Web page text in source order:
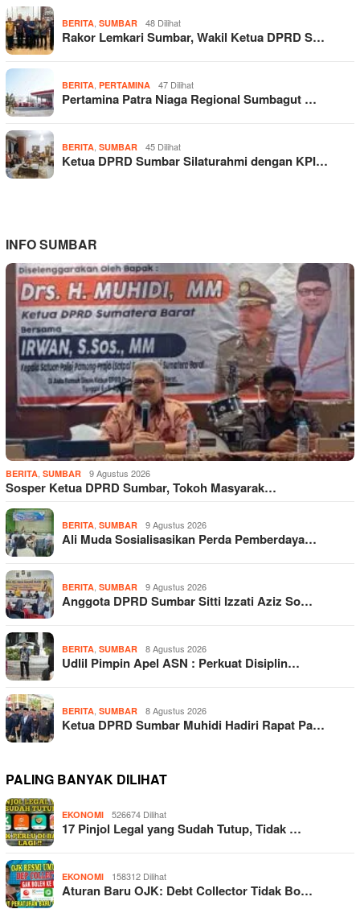
BERITA SUMBAR 48 Dilihat
Rakor Lemkari Sumbar, Wakil Ketua DPRD S…
BERITA PERTAMINA 47 Dilihat
Pertamina Patra Niaga Regional Sumbagut …
BERITA SUMBAR 45 Dilihat
Ketua DPRD Sumbar Silaturahmi dengan KPI…
INFO SUMBAR
BERITA SUMBAR 9 Agustus 2026
Sosper Ketua DPRD Sumbar, Tokoh Masyarak…
BERITA SUMBAR 9 Agustus 2026
Ali Muda Sosialisasikan Perda Pemberdaya…
BERITA SUMBAR 9 Agustus 2026
Anggota DPRD Sumbar Sitti Izzati Aziz So…
BERITA SUMBAR 8 Agustus 2026
Udlil Pimpin Apel ASN : Perkuat Disiplin…
BERITA SUMBAR 8 Agustus 2026
Ketua DPRD Sumbar Muhidi Hadiri Rapat Pa…
PALING BANYAK DILIHAT
EKONOMI 526674 Dilihat
17 Pinjol Legal yang Sudah Tutup, Tidak …
EKONOMI 158312 Dilihat
Aturan Baru OJK: Debt Collector Tidak Bo…